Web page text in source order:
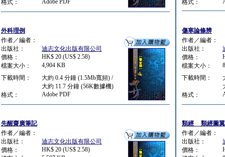
格式：
Adobe PDF
格式：
外科理例
作者／編者：
出版社：
迪志文化出版有限公司
價格：
HK$ 20 (US$ 2.58)
檔案大小：
4,904 KB
下載時間：
大約 0.4 分鐘 (1.5Mb寬頻) /
大約 11.7 分鐘 (56K數據機)
格式：
Adobe PDF
傷寒論條辨
作者／編者：
出版社：
價格：
檔案大小：
下載時間：
格式：
先醒齋廣筆記
作者／編者：
出版社：
迪志文化出版有限公司
價格：
HK$ 20 (US$ 2.58)
類經__類經圖翼
作者／編者：
出版社：
價格：